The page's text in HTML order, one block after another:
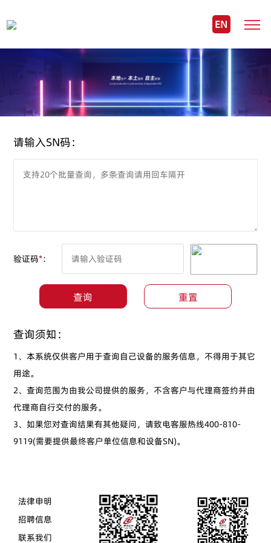
EN
请输入SN码：
验证码*：
查询须知：
1、本系统仅供客户用于查询自己设备的服务信息，不得用于其它
用途。
2、查询范围为由我公司提供的服务，不含客户与代理商签约并由
代理商自行交付的服务。
3、如果您对查询结果有其他疑问，请致电客服热线400-810-
9119(需要提供最终客户单位信息和设备SN)。
法律申明
招聘信息
联系我们